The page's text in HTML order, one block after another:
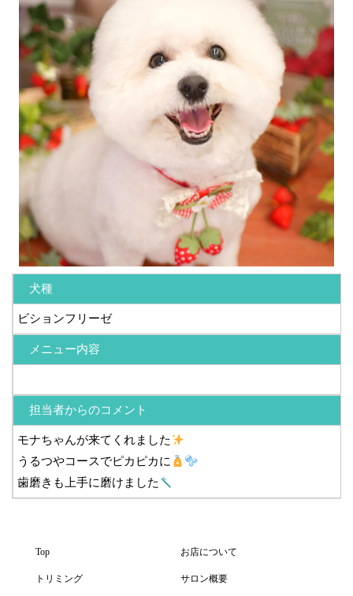
犬種
ビションフリーゼ
メニュー内容
担当者からのコメント
モナちゃんが来てくれました
うるつやコースでピカピカに
歯磨きも上手に磨けました
Top お店について
トリミング サロン概要